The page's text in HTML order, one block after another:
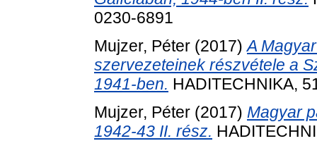
0230-6891
Mujzer, Péter (2017)A
szervezeteinek részvétele a
1941-ben. HADITECHNIKA,
Mujzer, Péter (2017) Magyar
1942-43 II. rész.